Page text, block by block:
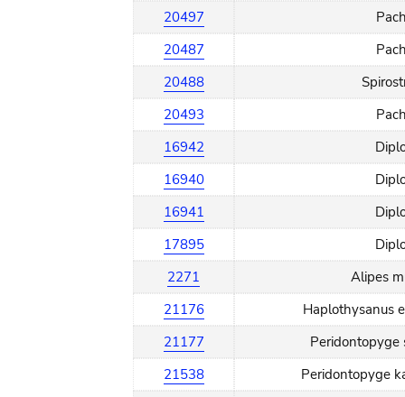
20497
20487
20488
20493
16942
16940
16941
17895
2271
Alipes
21176
Haplothysanus
21177
Peridontopyge
21538
Peridontopyge